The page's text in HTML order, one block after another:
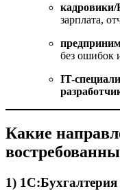
кадровики/
зарплата,
без ошибок
IT-
Какие
1) 1С:Бухгалтерия